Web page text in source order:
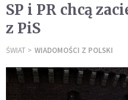
SP i PR chcą
z PiS
ŚWIAT WIADOMOŚCI Z POLSKI